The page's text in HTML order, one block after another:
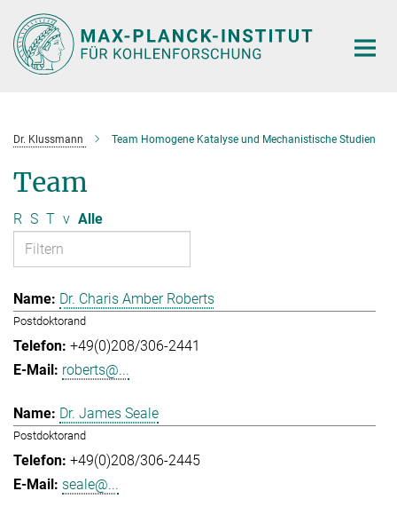
Hauptinhalt
Dr. Klussmann Team Homogene Katalyse und Mechanistische Studien
Team
R S T v Alle
Dr. Charis Amber Roberts
Postdoktorand
+49(0)208/306-2441
roberts@...
Dr. James Seale
Postdoktorand
+49(0)208/306-2445
seale@...